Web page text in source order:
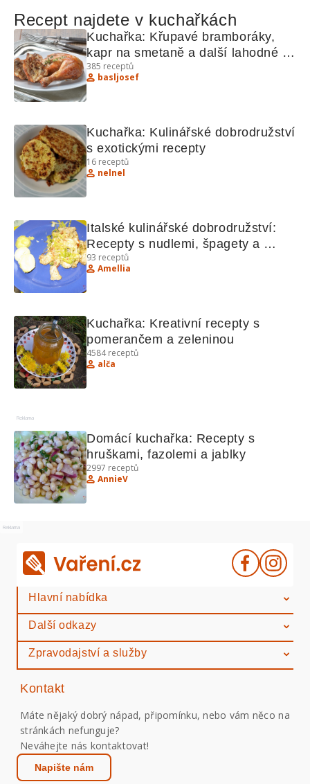
Recept najdete v kuchařkách
Kuchařka: Křupavé bramboráky,
kapr na smetaně a další lahodné
recepty
385 receptů
basljosef
Kuchařka: Kulinářské dobrodružství
s exotickými recepty
16 receptů
nelnel
Italské kulinářské dobrodružství:
Recepty s nudlemi, špagety a
kuřecím.
93 receptů
Amellia
Kuchařka: Kreativní recepty s
pomerančem a zeleninou
4584receptů
alča
Reklama
Domácí kuchařka: Recepty s
hruškami, fazolemi a jablky
2997 receptů
AnnieV
Reklama
Hlavní nabídka
Další odkazy
Zpravodajství a služby
Kontakt
Máte nějaký dobrý nápad, připomínku, nebo vám něco na
stránkách nefunguje?
Neváhejte nás kontaktovat!
Napište nám